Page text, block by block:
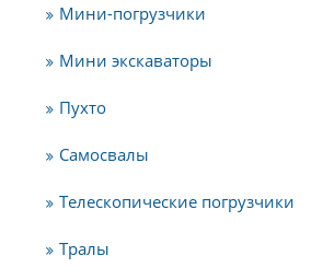
Мини-погрузчики
Мини экскаваторы
Пухто
Самосвалы
Телескопические погрузчики
Тралы